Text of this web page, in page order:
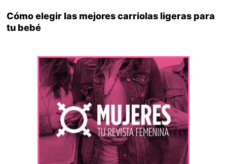
Cómo elegir las mejores carriolas ligeras para
tu bebé